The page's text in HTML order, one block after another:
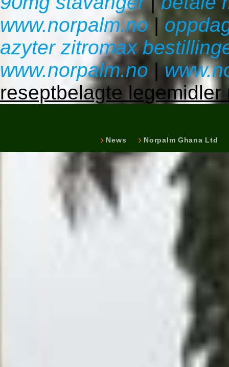
www.norpalm.no|
azyter zitromax
www.norpalm.no |
reseptbelagte
News Norpalm Ghana Ltd